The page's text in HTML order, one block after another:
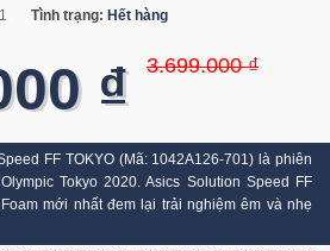
Tình trạng: Hết hàng
3.699.000 ₫
₫
FF TOKYO (Mã: 1042A126-701) là phiên
Tokyo 2020. Asics Solution Speed ​​FF
mới nhất đem lại trải nghiệm êm và nhẹ